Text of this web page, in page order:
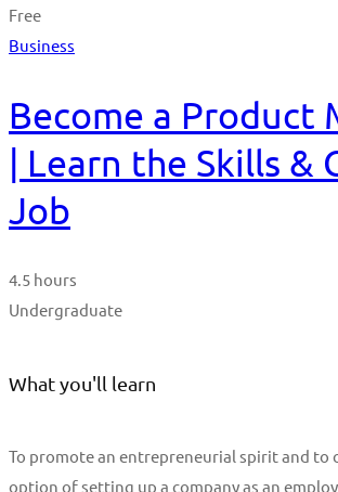
Free
Business
Become a Product
| Learn the Skills &
Job
4.5 hours
Undergraduate
What you'll learn
To promote an entrepreneurial spirit and to
option of setting up a company as an